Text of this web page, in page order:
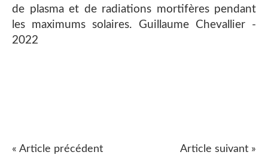
de plasma et de radiations mortifères pendant
les maximums solaires. Guillaume Chevallier -
2022
« Article précédent Article suivant »